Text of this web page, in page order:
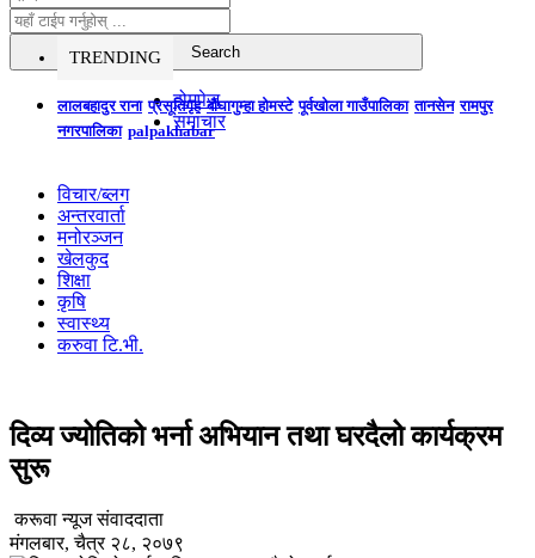
TRENDING
लालबहादुर राना प्रसूतिगृह बौघागुम्हा होमस्टे पूर्वखोला गाउँपालिका तानसेन रामपुर
नगरपालिका palpakhabar
होमपेज
समाचार
विचार/ब्लग
अन्तरवार्ता
मनोरञ्जन
खेलकुद
शिक्षा
कृषि
स्वास्थ्य
करुवा टि.भी.
दिव्य ज्योतिको भर्ना अभियान तथा घरदैलो कार्यक्रम
सुरू
करूवा न्यूज संवाददाता
मंगलबार, चैत्र २८, २०७९